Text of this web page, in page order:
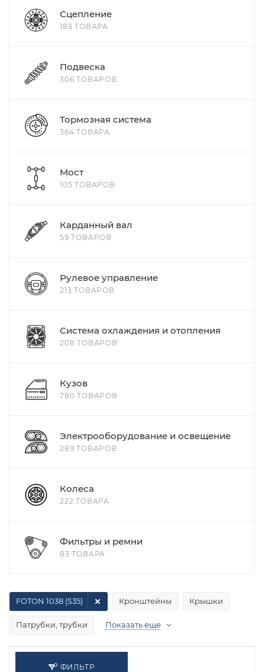
Сцепление
183 ТОВАРА
Подвеска
306 ТОВАРОВ
Тормозная система
364 ТОВАРА
Мост
105 ТОВАРОВ
Карданный вал
59 ТОВАРОВ
Рулевое управление
213 ТОВАРОВ
Система охлаждения и отопления
208 ТОВАРОВ
Кузов
780 ТОВАРОВ
Электрооборудование и освещение
289 ТОВАРОВ
Колеса
222 ТОВАРА
Фильтры и ремни
83 ТОВАРА
Кронштейны Крышки
Патрубки, трубки
FOTON 1038 (S35)
Показать еще
ФИЛЬТР